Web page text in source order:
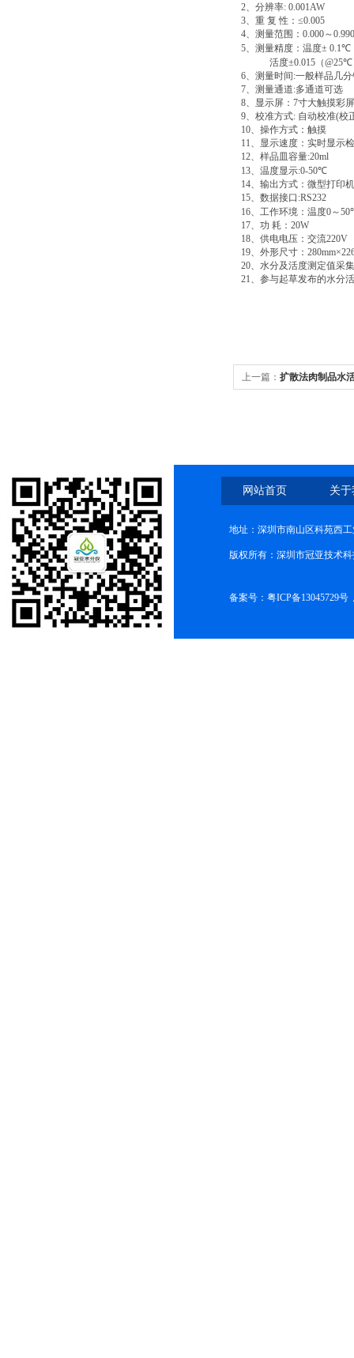
2、分辨率: 0.001AW
3、重 复 性： ≤0.005
4、测量范围： 0.000～
5、测量精度：温度± 0.1℃
活度±0.015 （@25℃
6、测量时间 :一般样品几
7、测量通道:多通道可选
8、显示屏： 7寸大触摸彩屏
9、校准方式: 自动校准(校
10、操作方式：触摸
11、显示速度：实时显示
12、样品皿容量:20ml
13、温度显示:0-50℃
14、输出方式：微型打印机
15、数据接口 :RS232
16、工作环境：温度0～50
17、功 耗： 20W
18、供电电压：交流220V
19、外形尺寸：
20、水分及活度测定值采
21、参与起草发布的水分
上一篇： 扩散法肉制品水
网站首页 关
地址：深圳市南山区科苑西
版权所有：深圳市冠亚技术
备案号： 粤ICP备13045729号